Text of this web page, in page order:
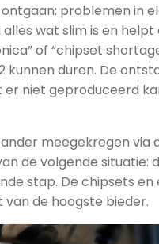
problemen in
wat slim is en
of “chipset
kunnen duren. De
niet geproduceerd
meegekregen
de volgende situatie:
stap. De chipsets
de hoogste bieder.